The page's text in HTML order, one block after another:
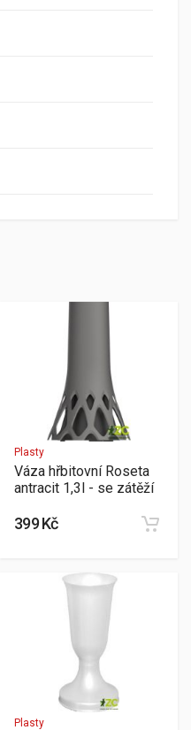
Plasty
Váza hřbitovní Roseta
antracit 1,3l - se zátěží
399 Kč
Plasty